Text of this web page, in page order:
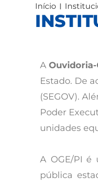
Início
A Ouvidoria-
Estado. De
(SEGOV).
Poder
unidades
A OGE/PI é
pública